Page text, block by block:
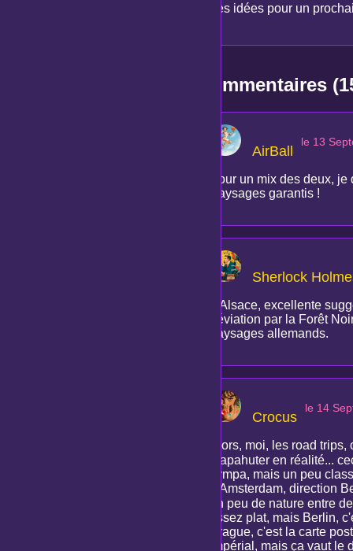
des idées pour un
Commentaires
AirBall
le 13
Pour un mix des deux,
Paysages garantis !
Sherlock
L'Alsace, excellente
déviation par la Forêt
paysages allemands.
Crocus
le 14
Alors, moi, les road
crapahuter en réalité...
sympa, mais un peu
d'Amsterdam, direction
un peu de nature entre
assez plat, mais Berlin,
Prague, c'est la carte
impérial, mais ça vaut